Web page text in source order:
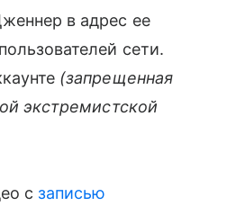
в адрес ее
сети.
(запрещенная
экстремистской
с записью